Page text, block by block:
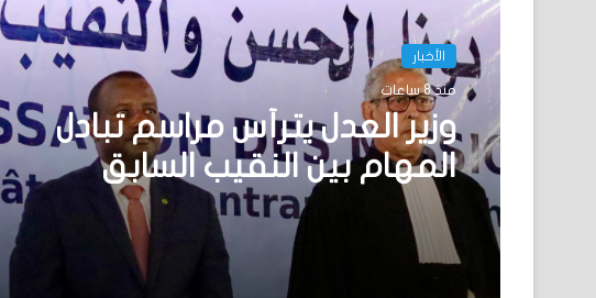
الأخبار
منذ 8 ساعات
وزير العدل يترأس مراسم تبادل
المهام بين النقيب السابق
والنقيب المنتخب للهيئة الوطنية
للمحامين